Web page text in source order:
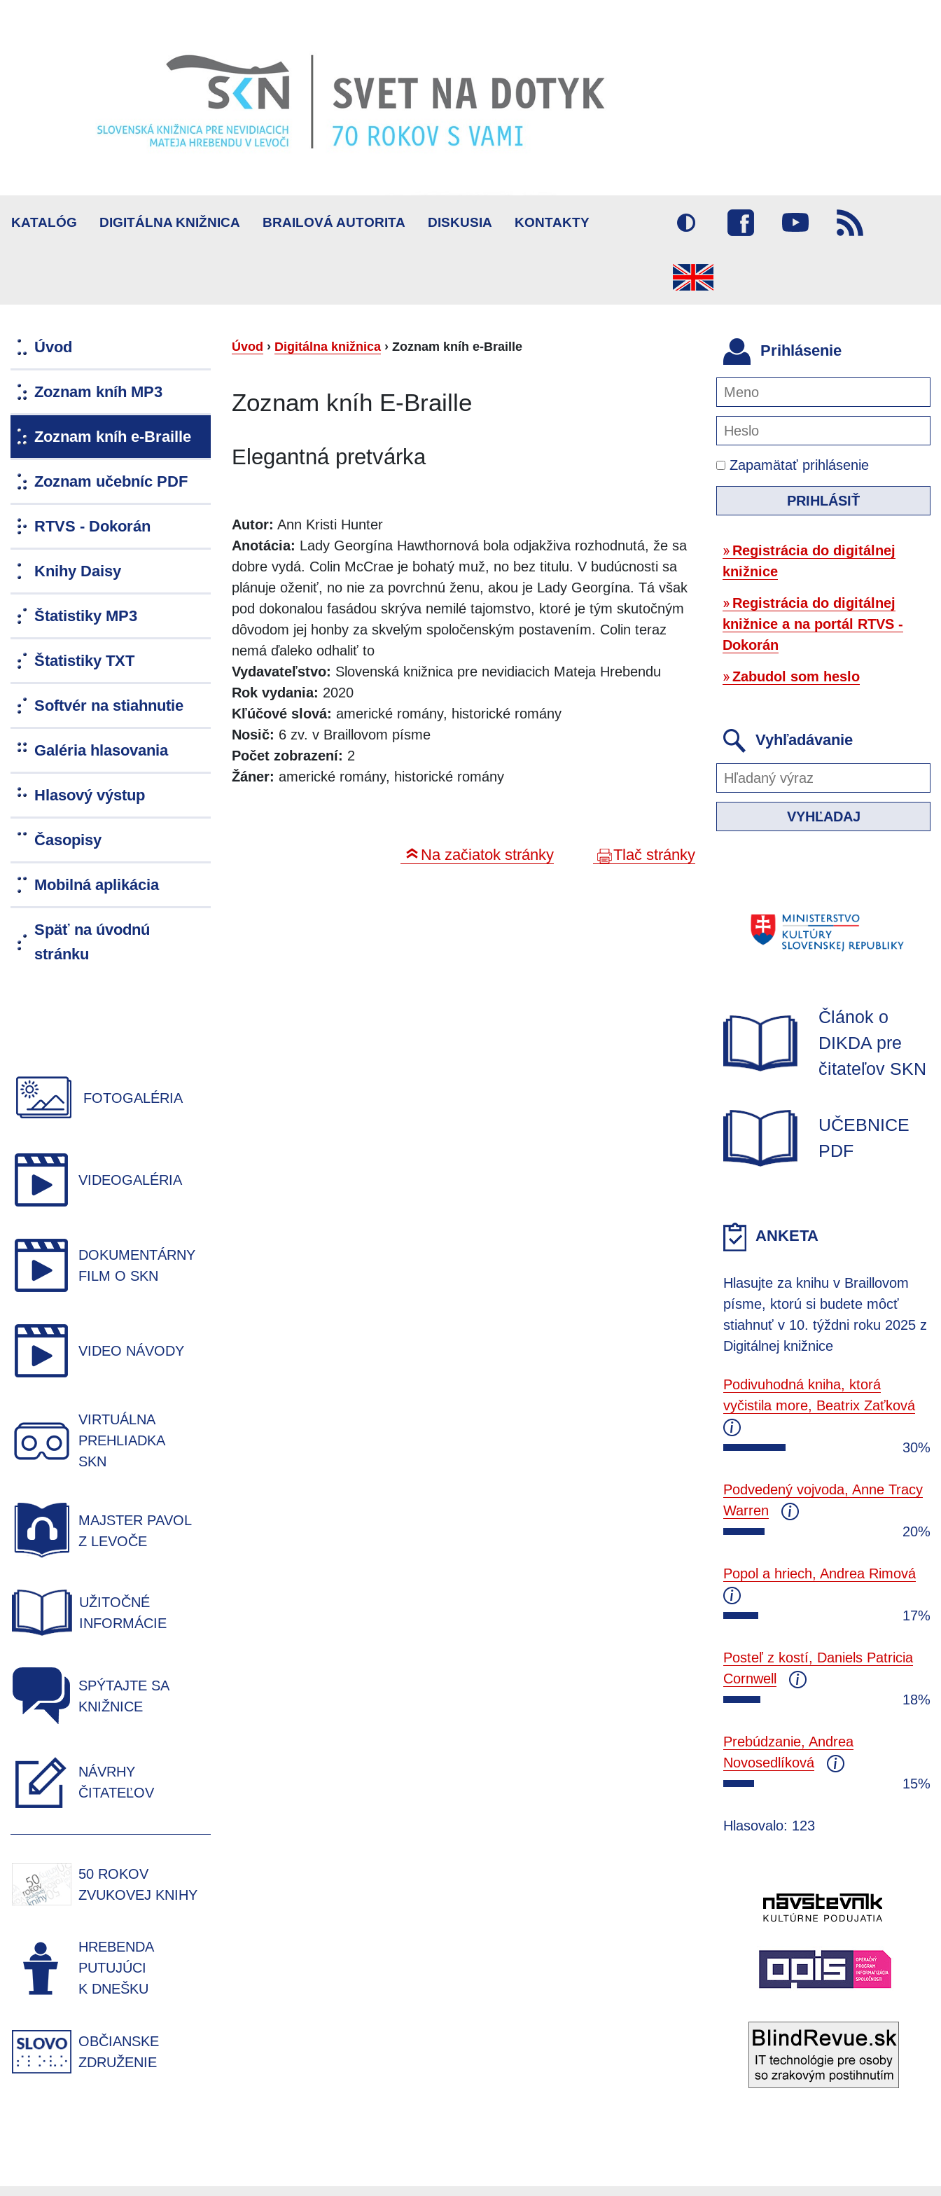
KATALÓG DIGITÁLNA KNIŽNICA BRAILOVÁ AUTORITA DISKUSIA KONTAKTY
Úvod
Zoznam kníh MP3
Zoznam kníh e-Braille
Zoznam učebníc PDF
RTVS - Dokorán
Knihy Daisy
Štatistiky MP3
Štatistiky TXT
Softvér na stiahnutie
Galéria hlasovania
Hlasový výstup
Časopisy
Mobilná aplikácia
Späť na úvodnú
stránku
FOTOGALÉRIA
VIDEOGALÉRIA
DOKUMENTÁRNY
FILM O SKN
VIDEO NÁVODY
VIRTUÁLNA
PREHLIADKA
SKN
MAJSTER PAVOL
Z LEVOČE
UŽITOČNÉ
INFORMÁCIE
SPÝTAJTE SA
KNIŽNICE
NÁVRHY
ČITATEĽOV
50 ROKOV
ZVUKOVEJ KNIHY
HREBENDA
PUTUJÚCI
K DNEŠKU
OBČIANSKE
ZDRUŽENIE
Úvod › Digitálna knižnica › Zoznam kníh e-Braille
Zoznam kníh E-Braille
Elegantná pretvárka
Autor: Ann Kristi Hunter
Anotácia: Lady Georgína Hawthornová bola odjakživa rozhodnutá, že sa
dobre vydá. Colin McCrae je bohatý muž, no bez titulu. V budúcnosti sa
plánuje oženiť, no nie za povrchnú ženu, akou je Lady Georgína. Tá však
pod dokonalou fasádou skrýva nemilé tajomstvo, ktoré je tým skutočným
dôvodom jej honby za skvelým spoločenským postavením. Colin teraz
nemá ďaleko odhaliť to
Vydavateľstvo: Slovenská knižnica pre nevidiacich Mateja Hrebendu
Rok vydania: 2020
Kľúčové slová: americké romány, historické romány
Nosič: 6 zv. v Braillovom písme
Počet zobrazení: 2
Žáner: americké romány, historické romány
Na začiatok stránky Tlač stránky
Prihlásenie
Zapamätať prihlásenie
PRIHLÁSIŤ
Registrácia do digitálnej
knižnice
Registrácia do digitálnej
knižnice a na portál RTVS -
Dokorán
Zabudol som heslo
Vyhľadávanie
VYHĽADAJ
Článok o
DIKDA pre
čitateľov SKN
UČEBNICE
PDF
ANKETA
Hlasujte za knihu v Braillovom
písme, ktorú si budete môcť
stiahnuť v 10. týždni roku 2025 z
Digitálnej knižnice
Podivuhodná kniha, ktorá
vyčistila more, Beatrix Zaťková
30%
Podvedený vojvoda, Anne Tracy
Warren
20%
Popol a hriech, Andrea Rimová
17%
Posteľ z kostí, Daniels Patricia
Cornwell
18%
Prebúdzanie, Andrea
Novosedlíková
15%
Hlasovalo: 123